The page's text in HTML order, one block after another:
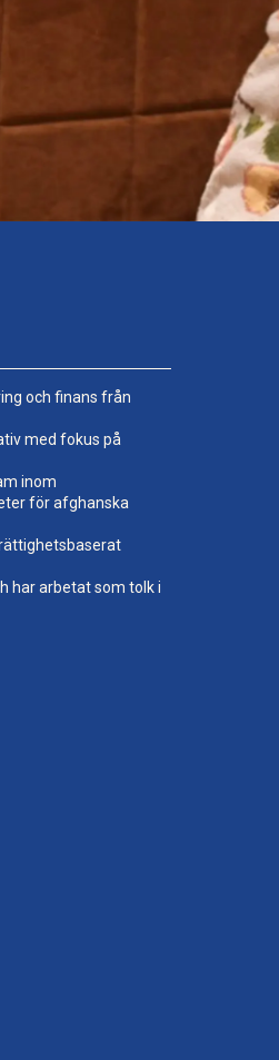
och finans från
med fokus på
inom
för afghanska
har arbetat som tolk i